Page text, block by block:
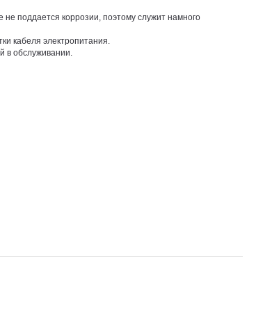
поддается коррозии, поэтому служит намного
кабеля электропитания.
в обслуживании.